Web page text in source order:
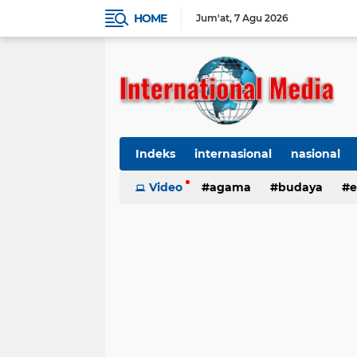
HOME Jum'at 7 Agu 2026
Indeks internasional nasional
Ekbis TNI-Polri Organisasi
Video agama budaya